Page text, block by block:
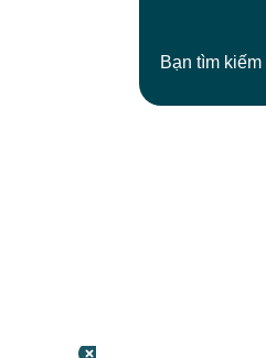
Bạn tìm kiếm